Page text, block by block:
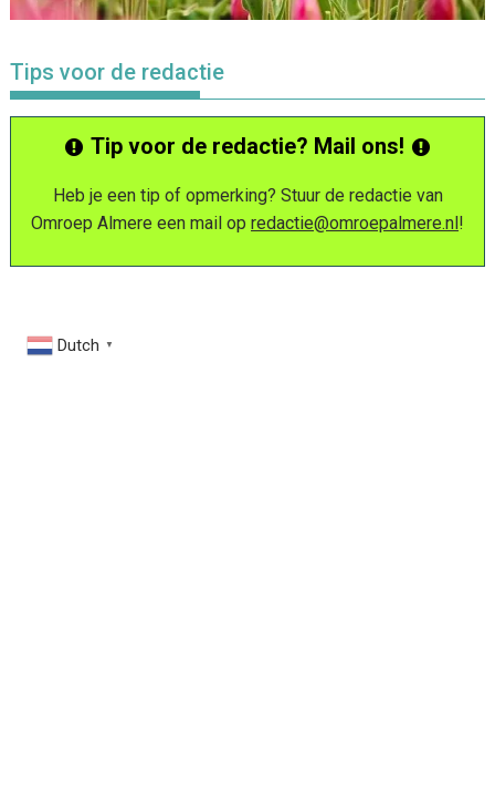
Tips voor de redactie
Tip voor de redactie? Mail ons!
Heb je een tip of opmerking? Stuur de redactie van
Omroep Almere een mail op redactie@omroepalmere.nl!
Dutch ▼